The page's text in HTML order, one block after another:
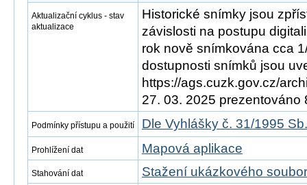
Aktualizační cyklus - stav
aktualizace
Historické snímky jsou
závislosti na postupu
rok nově snímkována cca
dostupnosti snímků jsou
https://ags.cuzk.gov.cz/
27. 03. 2025 prezentováno
Podmínky přístupu a použití Dle Vyhlášky č. 31/1995 Sb.
Prohlížení dat Mapová aplikace
Stahování dat Stažení ukázkového